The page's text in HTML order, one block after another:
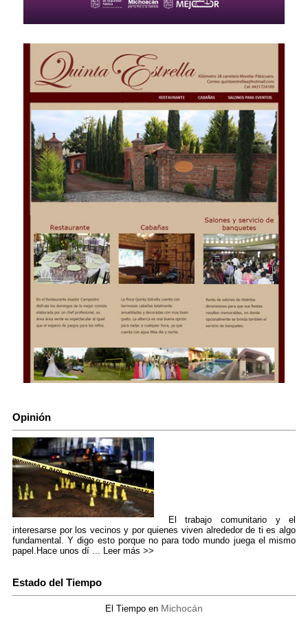
Opinión
El trabajo comunitario y el
interesarse por los vecinos y por quienes viven alrededor de ti es algo
fundamental. Y digo esto porque no para todo mundo juega el mismo
papel.Hace unos dí ... Leer más >>
Estado del Tiempo
El Tiempo en Michocán